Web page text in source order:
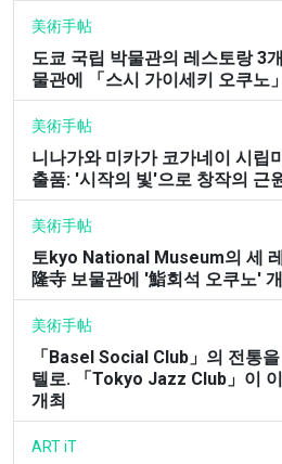
美術手帖
도쿄 국립 박물관의 레스토랑 3
물관에 「스시 가이세키 오쿠노
美術手帖
니나가와 미카가 코가네이 시립
출품: '시작의 빛'으로 창작의 근
美術手帖
토kyo National Museum의 세
隆寺 보물관에 '鮨회석 오쿠노'
美術手帖
「Basel Social Club」의 전통
텔로. 「Tokyo Jazz Club」이
개최
ART iT